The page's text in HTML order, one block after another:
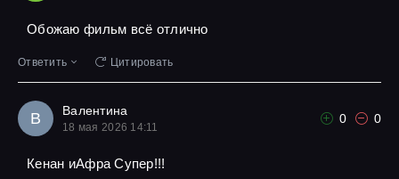
Обожаю фильм всё отлично
Ответить Цитировать
В Валентина
18 мая 2026 14:11
0 0
Кенан иАфра Супер!!!